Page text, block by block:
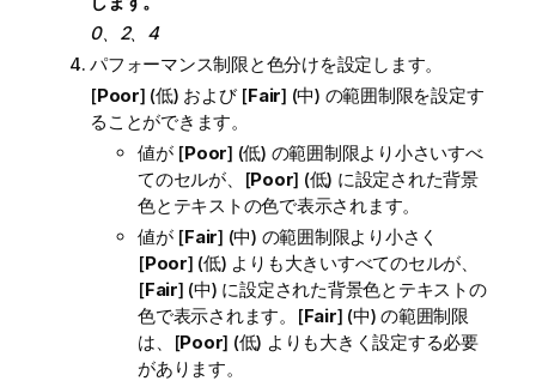
0、2、4
パフォーマンス制限と色分けを設定します。
[Poor] (低) および [Fair] (中) の範囲制限を設定す
ることができます。
値が [Poor] (低) の範囲制限より小さいすべ
てのセルが、[Poor] (低) に設定された背景
色とテキストの色で表示されます。
値が [Fair] (中) の範囲制限より小さく
[Poor] (低) よりも大きいすべてのセルが、
[Fair] (中) に設定された背景色とテキストの
色で表示されます。[Fair] (中) の範囲制限
は、[Poor] (低) よりも大きく設定する必要
があります。